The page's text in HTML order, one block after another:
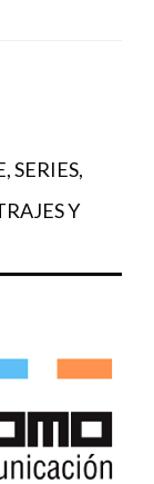
SERIES,
Y